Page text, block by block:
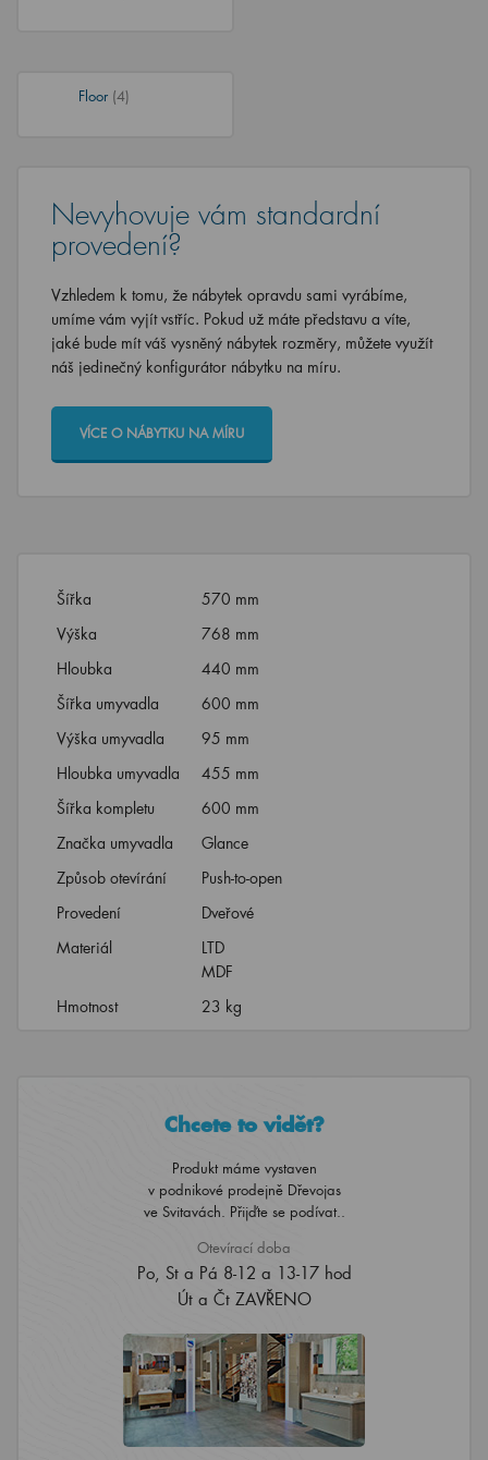
Floor (4)
Nevyhovuje vám standardní
provedení?
Vzhledem k tomu, že nábytek opravdu sami vyrábíme,
umíme vám vyjít vstříc. Pokud už máte představu a víte,
jaké bude mít váš vysněný nábytek rozměry, můžete využít
náš jedinečný konfigurátor nábytku na míru.
VÍCE O NÁBYTKU NA MÍRU
Šířka
570 mm
Výška
768 mm
Hloubka
440 mm
Šířka umyvadla
600 mm
Výška umyvadla
95 mm
Hloubka umyvadla
455 mm
Šířka kompletu
600 mm
Značka umyvadla
Glance
Způsob otevírání
Push-to-open
Provedení
Dveřové
Materiál
LTD
MDF
Hmotnost
23 kg
Chcete to vidět?
Produkt máme vystaven
v podnikové prodejně Dřevojas
ve Svitavách. Přijďte se podívat..
Otevírací doba
Po, St a Pá 8-12 a 13-17 hod
Út a Čt ZAVŘENO